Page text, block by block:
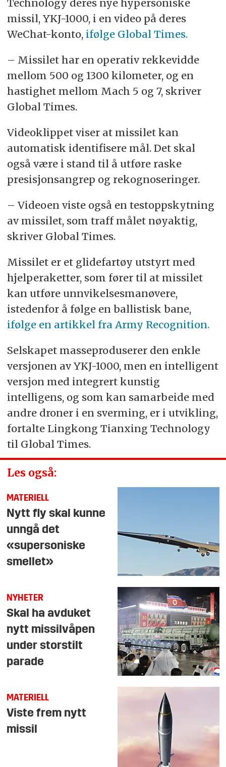
Technology deres nye hypersoniske
missil, YKJ-1000, i en video på deres
WeChat-konto, ifølge Global Times.
– Missilet har en operativ rekkevidde
mellom 500 og 1300 kilometer, og en
hastighet mellom Mach 5 og 7, skriver
Global Times.
Videoklippet viser at missilet kan
automatisk identifisere mål. Det skal
også være i stand til å utføre raske
presisjonsangrep og rekognoseringer.
– Videoen viste også en testoppskytning
av missilet, som traff målet nøyaktig,
skriver Global Times.
Missilet er et glidefartøy utstyrt med
hjelperaketter, som fører til at missilet
kan utføre unnvikelsesmanøvere,
istedenfor å følge en ballistisk bane,
ifølge en artikkel fra Army Recognition.
Selskapet masseproduserer den enkle
versjonen av YKJ-1000, men en intelligent
versjon med integrert kunstig
intelligens, og som kan samarbeide med
andre droner i en sverming, er i utvikling,
fortalte Lingkong Tianxing Technology
til Global Times.
Les også:
MATERIELL
Nytt fly skal kunne
unngå det
«supersoniske
smellet»
NYHETER
Skal ha avduket
nytt missilvåpen
under storstilt
parade
MATERIELL
Viste frem nytt
missil